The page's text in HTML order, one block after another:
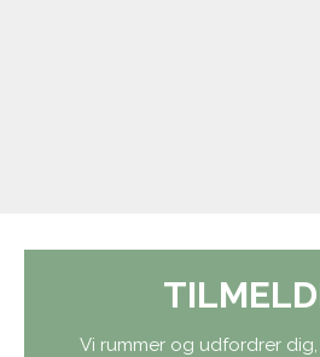
Vi rummer og udfordrer